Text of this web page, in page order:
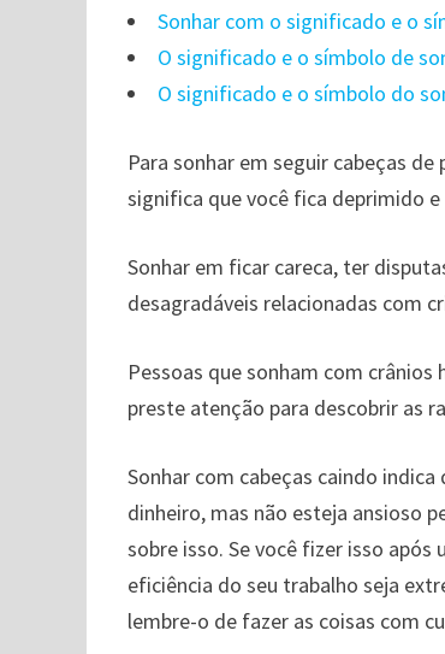
Sonhar com o significado e o
O significado e o símbolo de
O significado e o símbolo do
Para sonhar em seguir cabeças
significa que você fica deprimido
Sonhar em ficar careca, ter
desagradáveis ​​relacionadas com
Pessoas que sonham com
preste atenção para descobrir as
Sonhar com cabeças caindo
dinheiro, mas não esteja ansioso
sobre isso. Se você fizer isso
eficiência do seu trabalho seja
lembre-o de fazer as coisas com